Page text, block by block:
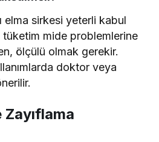
elma sirkesi yeterli kabul
mide problemlerine
ölçülü olmak gerekir.
doktor veya